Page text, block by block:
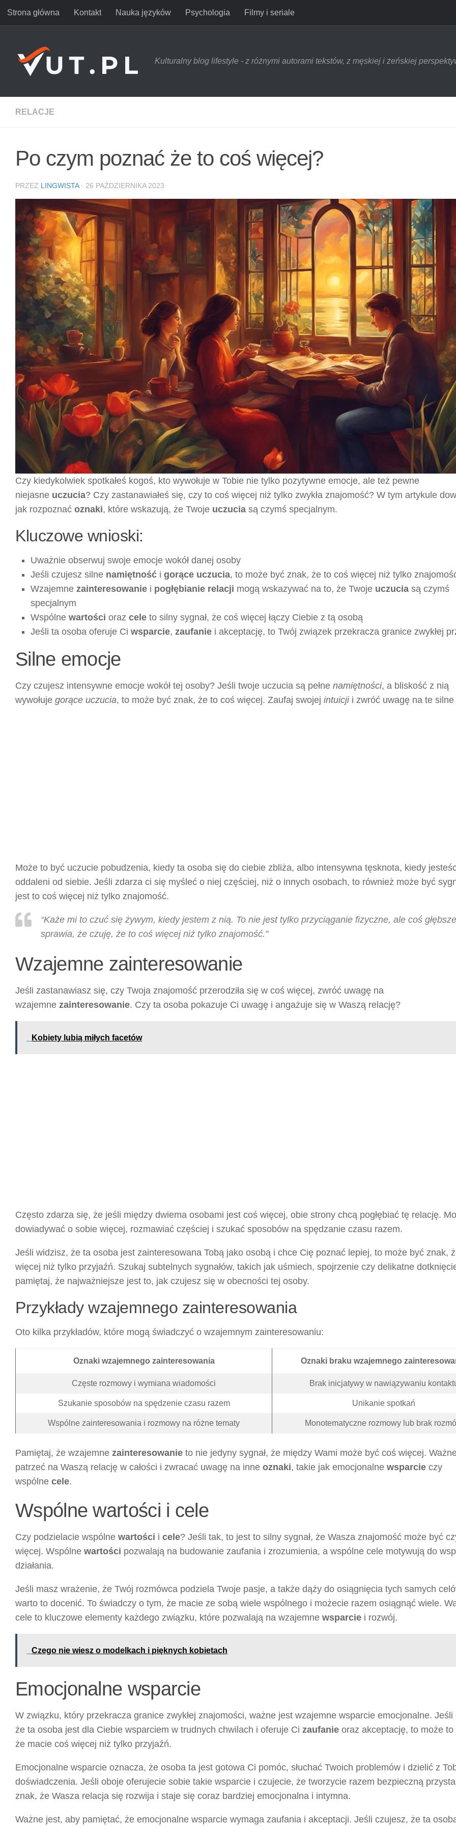
Przejdź do treści
Strona główna Kontakt Nauka języków Psychologia Filmy i seriale
Kulturalny blog lifestyle - z różnymi autorami tekstów, z męskiej i żeńskiej
RELACJE
Po czym poznać że to coś więcej?
PRZEZ LINGWISTA · 26 PAŹDZIERNIKA 2023
Czy kiedykolwiek spotkałeś kogoś, kto wywołuje w Tobie nie tylko pozytywne emocje, ale też pewne
niejasne uczucia? Czy zastanawiałeś się, czy to coś więcej niż tylko zwykła znajomość? W tym artykule
jak rozpoznać oznaki, które wskazują, że Twoje uczucia są czymś specjalnym.
Kluczowe wnioski:
Uważnie obserwuj swoje emocje wokół danej osoby
Jeśli czujesz silne namiętność i gorące uczucia, to może być znak, że to coś więcej niż tylko
Wzajemne zainteresowanie i pogłębianie relacji mogą wskazywać na to, że Twoje uczucia są czymś
specjalnym
Wspólne wartości oraz cele to silny sygnał, że coś więcej łączy Ciebie z tą osobą
Jeśli ta osoba oferuje Ci wsparcie, zaufanie i akceptację, to Twój związek przekracza granice zwykłej
Silne emocje
Czy czujesz intensywne emocje wokół tej osoby? Jeśli twoje uczucia są pełne namiętności, a bliskość z nią
wywołuje gorące uczucia, to może być znak, że to coś więcej. Zaufaj swojej intuicjii zwróć uwagę na te silne
Może to być uczucie pobudzenia, kiedy ta osoba się do ciebie zbliża, albo intensywna tęsknota, kiedy
oddaleni od siebie. Jeśli zdarza ci się myśleć o niej częściej, niż o innych osobach, to również może być
jest to coś więcej niż tylko znajomość.
“Każe mi to czuć się żywym, kiedy jestem z nią. To nie jest tylko przyciąganie fizyczne, ale coś
sprawia, że czuję, że to coś więcej niż tylko znajomość.”
Wzajemne zainteresowanie
Jeśli zastanawiasz się, czy Twoja znajomość przerodziła się w coś więcej, zwróć uwagę na
wzajemne zainteresowanie. Czy ta osoba pokazuje Ci uwagę i angażuje się w Waszą relację?
Kobiety lubią miłych facetów
Często zdarza się, że jeśli między dwiema osobami jest coś więcej, obie strony chcą pogłębiać tę relację.
dowiadywać o sobie więcej, rozmawiać częściej i szukać sposobów na spędzanie czasu razem.
Jeśli widzisz, że ta osoba jest zainteresowana Tobą jako osobą i chce Cię poznać lepiej, to może być znak,
więcej niż tylko przyjaźń. Szukaj subtelnych sygnałów, takich jak uśmiech, spojrzenie czy delikatne
pamiętaj, że najważniejsze jest to, jak czujesz się w obecności tej osoby.
Przykłady wzajemnego zainteresowania
Oto kilka przykładów, które mogą świadczyć o wzajemnym zainteresowaniu:
Oznaki wzajemnego zainteresowania Oznaki braku wzajemnego
Częste rozmowy i wymiana wiadomości Brak inicjatywy w nawiązywaniu
Szukanie sposobów na spędzenie czasu razem Unikanie spotkań
Wspólne zainteresowania i rozmowy na różne tematy Monotematyczne rozmowy lub brak
Pamiętaj, że wzajemne zainteresowanie to nie jedyny sygnał, że między Wami może być coś więcej.
patrzeć na Waszą relację w całości i zwracać uwagę na inne oznaki, takie jak emocjonalne wsparcie czy
wspólne cele.
Wspólne wartości i cele
Czy podzielacie wspólne wartości i cele? Jeśli tak, to jest to silny sygnał, że Wasza znajomość może być
więcej. Wspólne wartości pozwalają na budowanie zaufania i zrozumienia, a wspólne cele motywują do
działania.
Jeśli masz wrażenie, że Twój rozmówca podziela Twoje pasje, a także dąży do osiągnięcia tych samych
warto to docenić. To świadczy o tym, że macie ze sobą wiele wspólnego i możecie razem osiągnąć wiele.
cele to kluczowe elementy każdego związku, które pozwalają na wzajemne wsparcie i rozwój.
Czego nie wiesz o modelkach i pięknych kobietach
Emocjonalne wsparcie
W związku, który przekracza granice zwykłej znajomości, ważne jest wzajemne wsparcie emocjonalne. Jeśli
że ta osoba jest dla Ciebie wsparciem w trudnych chwilach i oferuje Ci zaufanie oraz akceptację, to może to
że macie coś więcej niż tylko przyjaźń.
Emocjonalne wsparcie oznacza, że osoba ta jest gotowa Ci pomóc, słuchać Twoich problemów i dzielić z
doświadczenia. Jeśli oboje oferujecie sobie takie wsparcie i czujecie, że tworzycie razem bezpieczną
znak, że Wasza relacja się rozwija i staje się coraz bardziej emocjonalna i intymna.
Ważne jest, aby pamiętać, że emocjonalne wsparcie wymaga zaufania i akceptacji. Jeśli czujesz, że ta